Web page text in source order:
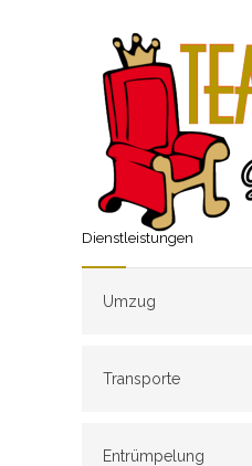
Dienstleistungen
Umzug
Transporte
Entrümpelung